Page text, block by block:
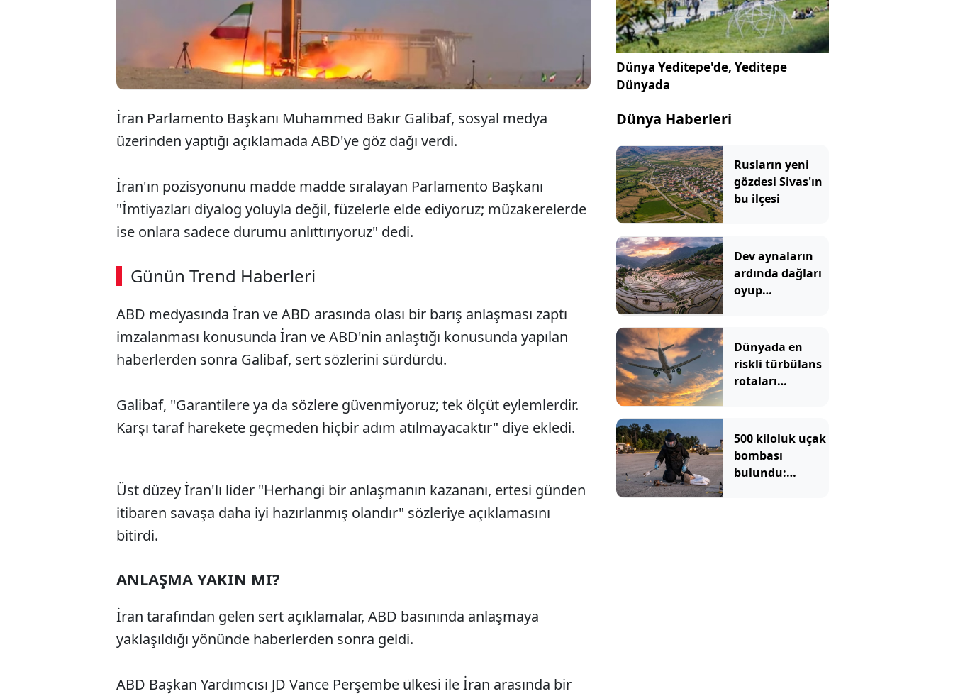
İran Parlamento Başkanı Muhammed Bakır Galibaf, sosyal medya
üzerinden yaptığı açıklamada ABD'ye göz dağı verdi.
İran'ın pozisyonunu madde madde sıralayan Parlamento Başkanı
"İmtiyazları diyalog yoluyla değil, füzelerle elde ediyoruz; müzakerelerde
ise onlara sadece durumu anlıttırıyoruz" dedi.
Günün Trend Haberleri
ABD medyasında İran ve ABD arasında olası bir barış anlaşması zaptı
imzalanması konusunda İran ve ABD'nin anlaştığı konusunda yapılan
haberlerden sonra Galibaf, sert sözlerini sürdürdü.
Galibaf, "Garantilere ya da sözlere güvenmiyoruz; tek ölçüt eylemlerdir.
Karşı taraf harekete geçmeden hiçbir adım atılmayacaktır" diye ekledi.
Üst düzey İran'lı lider "Herhangi bir anlaşmanın kazananı, ertesi günden
itibaren savaşa daha iyi hazırlanmış olandır" sözleriye açıklamasını
bitirdi.
ANLAŞMA YAKIN MI?
İran tarafından gelen sert açıklamalar, ABD basınında anlaşmaya
yaklaşıldığı yönünde haberlerden sonra geldi.
ABD Başkan Yardımcısı JD Vance Perşembe ülkesi ile İran arasında bir
Dünya Yeditepe'de, Yeditepe
Dünyada
Dünya Haberleri
Rusların yeni
gözdesi Sivas'ın
bu ilçesi
Dev aynaların
ardında dağları
oyup
Dünyada en
riskli türbülans
rotaları
500 kiloluk uçak
bombası
bulundu: